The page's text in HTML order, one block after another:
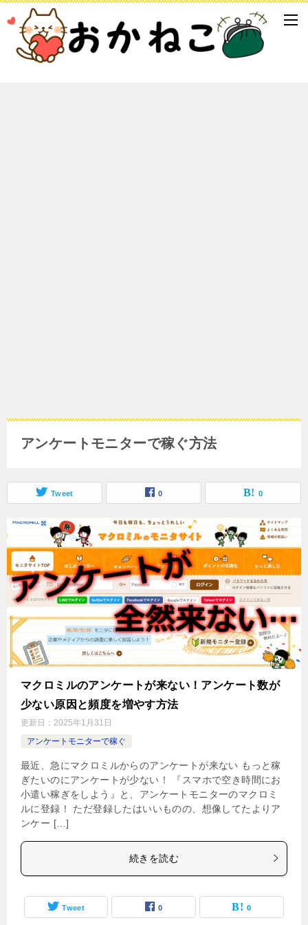
アンケートモニターで稼ぐ方法
Tweet 0 0
マクロミルのアンケートが来ない！アンケート数が
少ない原因と頻度を増やす方法
更新日： 2025年1月31日
アンケートモニターで稼ぐ
最近、急にマクロミルからのアンケートが来ない もっと稼
ぎたいのにアンケートが少ない！ 『スマホで空き時間にお
小遣い稼ぎをしよう』と、アンケートモニターのマクロミ
ルに登録！ ただ登録したはいいものの、想像してたよりア
ンケー […]
続きを読む
Tweet 0 0